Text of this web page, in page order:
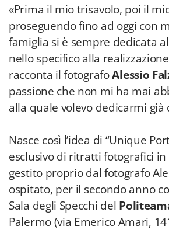
«Prima il mio trisavolo, poi il
proseguendo fino ad oggi con
famiglia si è sempre dedicata
nello specifico alla
racconta il fotografoAlessio
passione che non mi ha mai
alla quale volevo dedicarmi già
Nasce così l’idea di “Unique
esclusivo di ritratti fotografici
gestito proprio dal fotografo
ospitato, per il secondo anno
Sala degli Specchi del
Palermo (via Emerico Amari,